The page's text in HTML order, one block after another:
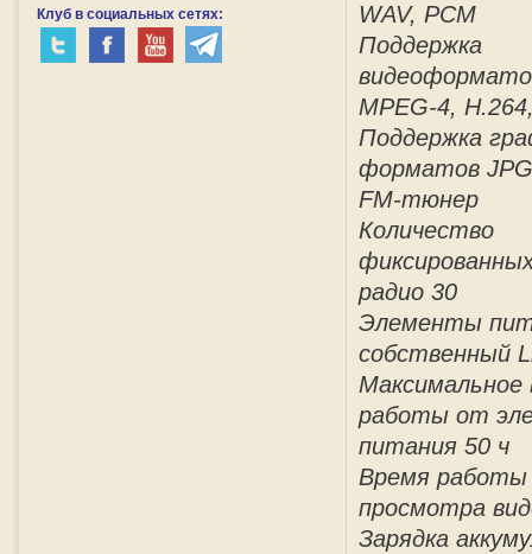
Клуб в социальных сетях:
WAV, PCM
Поддержка
MPEG-4,
Поддержка
форматов JPG
FM-тюнер
Количество
радио 30
Элементы
собственный
Максимальное
работы от
питания 50 ч
Время работы
просмотра
Зарядка